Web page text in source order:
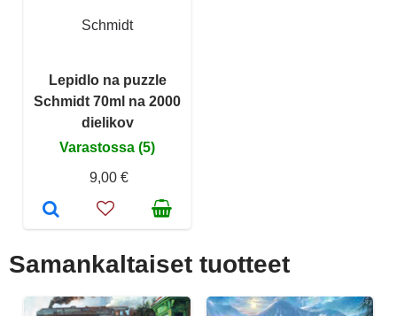
Schmidt
Lepidlo na puzzle
Schmidt 70ml na 2000
dielikov
Varastossa (5)
9,00 €
Samankaltaiset tuotteet